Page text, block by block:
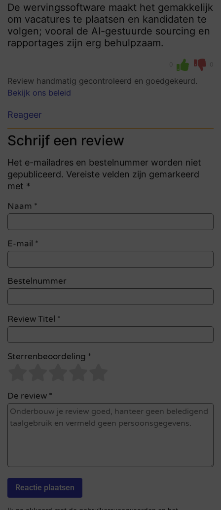
De wervingssoftware maakt het gemakkelijk
om vacatures te plaatsen en kandidaten te
volgen; vooral de AI-gestuurde sourcing en
rapportages zijn erg behulpzaam.
0 0
Review handmatig gecontroleerd en goedgekeurd.
Bekijk ons beleid
Reageer
Schrijf een review
Het e-mailadres en bestelnummer worden niet
gepubliceerd. Vereiste velden zijn gemarkeerd
met *
Naam *
E-mail *
Bestelnummer
Review Titel *
Sterrenbeoordeling *
De review *